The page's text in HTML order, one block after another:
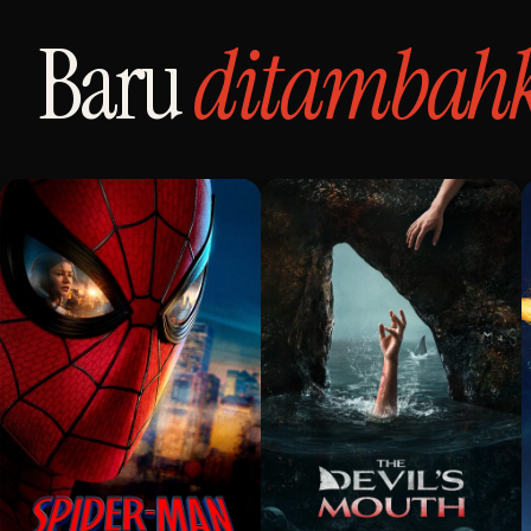
Baru